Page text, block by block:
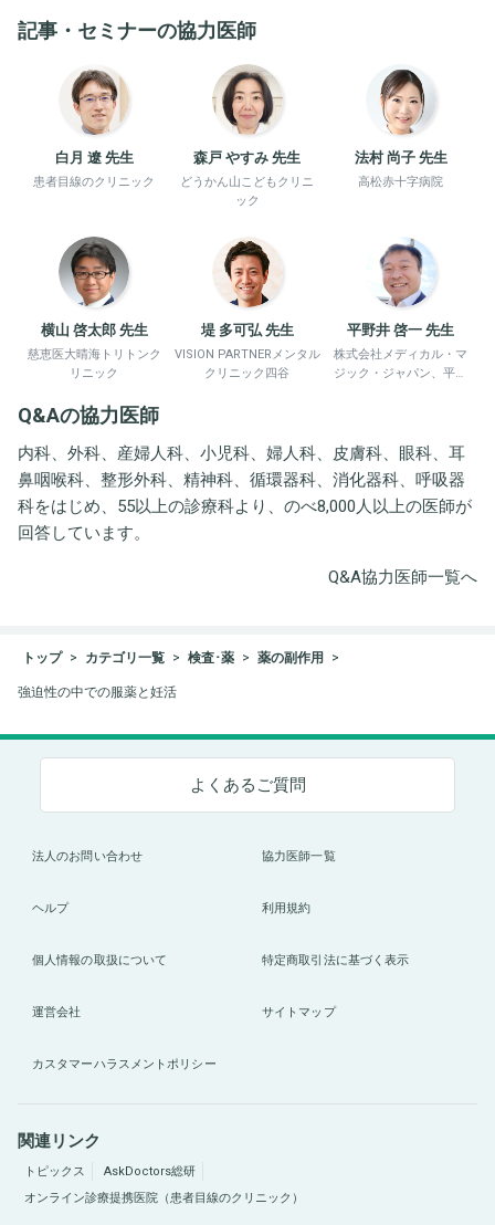
記事・セミナーの協力医師
白月 遼 先生
患者目線のクリニック
森戸 やすみ 先生
どうかん山こどもクリニ
ック
法村 尚子 先生
高松赤十字病院
横山 啓太郎 先生
慈恵医大晴海トリトンク
リニック
堤 多可弘 先生
VISION PARTNERメンタル
クリニック四谷
平野井 啓一 先生
株式会社メディカル・マ
ジック・ジャパン、平野
Q&Aの協力医師
内科、外科、産婦人科、小児科、婦人科、皮膚科、眼科、耳
鼻咽喉科、整形外科、精神科、循環器科、消化器科、呼吸器
科をはじめ、55以上の診療科より、のべ8,000人以上の医師が
回答しています。
Q&A協力医師一覧へ
トップ カテゴリ一覧 検査･薬 薬の副作用
強迫性の中での服薬と妊活
よくあるご質問
法人のお問い合わせ 協力医師一覧
ヘルプ 利用規約
個人情報の取扱について 特定商取引法に基づく表示
運営会社 サイトマップ
カスタマーハラスメントポリシー
関連リンク
トピックス
AskDoctors総研
オンライン診療提携医院（患者目線のクリニック）